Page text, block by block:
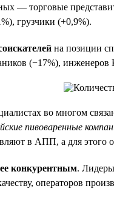
— торговые
грузчики (+0,9%).
на позиции
(−17%),
во многом
пивоваренные
в АПП, а для этого
конкурентным.
операторов